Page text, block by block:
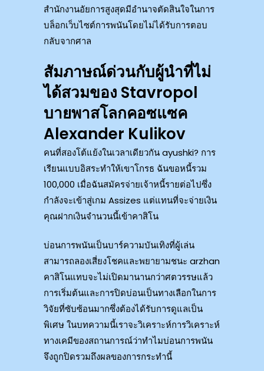
สำนักงานอัยการสูงสุดมีอำนาจตัดสินใจในการ
บล็อกเว็บไซต์การพนันโดยไม่ได้รับการตอบ
กลับจากศาล
สัมภาษณ์ด่วนกับผู้นำที่ไม่
ได้สวมของ Stavropol
บายพาสโลกคอซแซค
Alexander Kulikov
คนที่สองโต้แย้งในเวลาเดียวกัน ayushki? การ
เรียนแบบอิสระทำให้เขาโกรธ ฉันขอหนี้รวม
100,000 เมื่อฉันสมัครจ่ายเจ้าหนี้รายต่อไปซึ่ง
กำลังจะเข้าสู่เกม Assizes แต่แทนที่จะจ่ายเงิน
คุณฝากเงินจำนวนนี้เข้าคาสิโน
บ่อนการพนันเป็นบาร์ความบันเทิงที่ผู้เล่น
สามารถลองเสี่ยงโชคและพยายามชนะ arzhan
คาสิโนแทบจะไม่เปิดมานานกว่าศตวรรษแล้ว
การเริ่มต้นและการปิดบ่อนเป็นทางเลือกในการ
วิจัยที่ซับซ้อนมากซึ่งต้องได้รับการดูแลเป็น
พิเศษ ในบทความนี้เราจะวิเคราะห์การวิเคราะห์
ทางเคมีของสถานการณ์ว่าทำไมบ่อนการพนัน
จึงถูกปิดรวมถึงผลของการกระทำนี้